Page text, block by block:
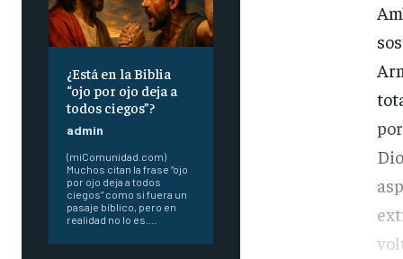
¿Está en la Biblia
“ojo por ojo deja a
todos ciegos”?
admin
(miComunidad.com)
Muchos citan la frase “ojo
por ojo deja a todos
ciegos” como si fuera un
pasaje bíblico, pero en
realidad no lo es....